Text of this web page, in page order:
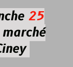
25